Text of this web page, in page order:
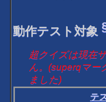
動作テスト対象
超クイズは現在
ん。(superqマー
ました)
テ